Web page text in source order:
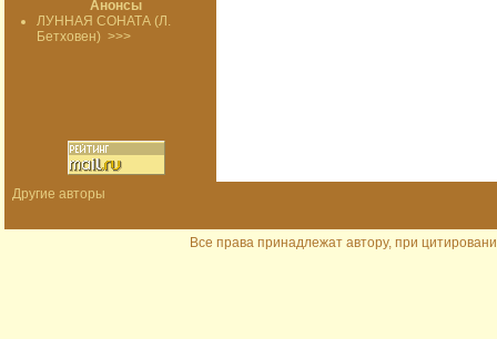
Анонсы
ЛУННАЯ СОНАТА (Л.
Бетховен) >>>
Другие авторы
Все права принадлежат автору, при